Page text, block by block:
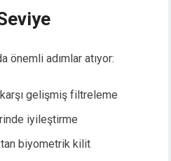
önemli adımlar atıyor:
gelişmiş filtreleme
iyileştirme
biyometrik kilit